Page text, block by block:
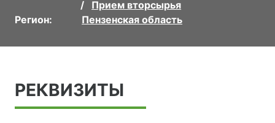
Прием вторсырья
Регион:
Пензенская область
РЕКВИЗИТЫ